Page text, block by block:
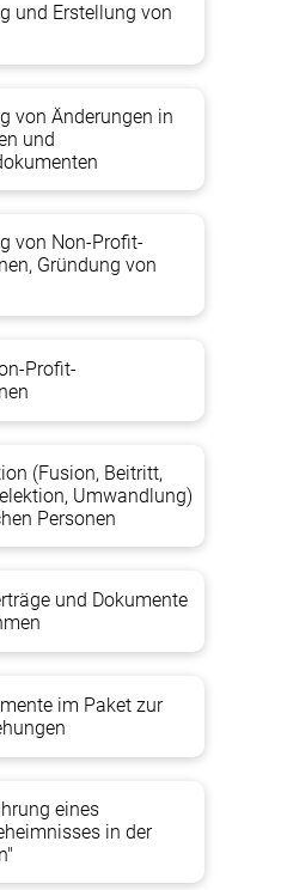
und Erstellung von
von Änderungen in
und
von Non-Profit-
Gründung von
Profit-
(Fusion, Beitritt,
Umwandlung)
Personen
und Dokumente
im Paket zur
eines
in der